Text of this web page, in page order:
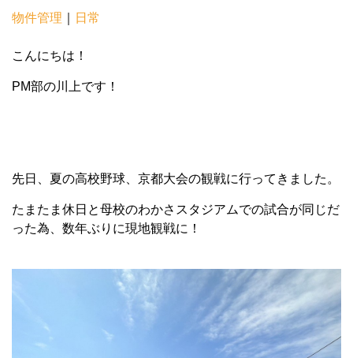
物件管理
日常
こんにちは！
PM部の川上です！
先日、夏の高校野球、京都大会の観戦に行ってきました。
たまたま休日と母校のわかさスタジアムでの試合が同じだ
った為、数年ぶりに現地観戦に！